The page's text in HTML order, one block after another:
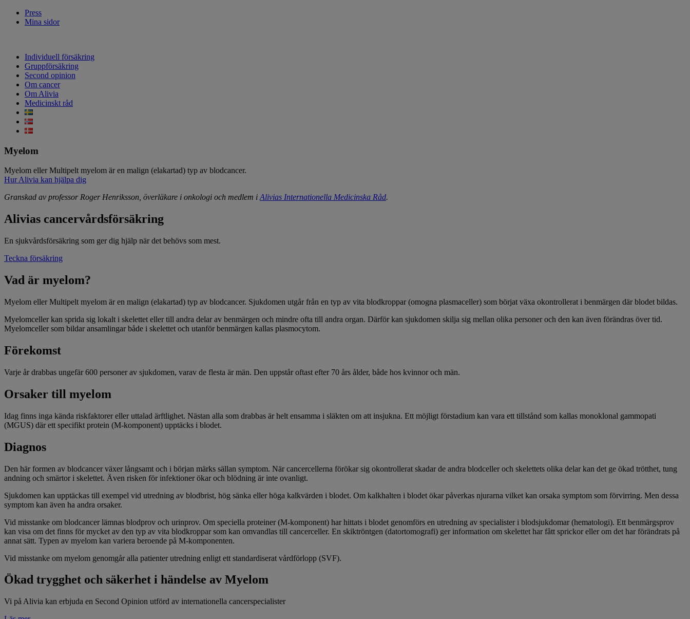
Press
Mina sidor
Individuell försäkring
Gruppförsäkring
Second opinion
Om cancer
Om Alivia
Medicinskt råd
Myelom
Myelom eller Multipelt myelom är en malign (elakartad) typ av blodcancer.
Hur Alivia kan hjälpa dig
Granskad av professor Roger Henriksson, överläkare i onkologi och medlem iAlivias Internationella Medicinska Råd.
Alivias cancervårdsförsäkring
En sjukvårdsförsäkring som ger dig hjälp när det behövs som mest.
Teckna försäkring
Vad är myelom?
Myelom eller Multipelt myelom är en malign (elakartad) typ av blodcancer. Sjukdomen utgår från en typ av vita blodkroppar (omogna plasmaceller) som börjat växa okontrollerat i benmärgen där blodet bildas.
Myelomceller kan sprida sig lokalt i skelettet eller till andra delar av benmärgen och mindre ofta till andra organ. Därför kan sjukdomen skilja sig mellan olika personer och den kan även förändras över tid.
Myelomceller som bildar ansamlingar både i skelettet och utanför benmärgen kallas plasmocytom.
Förekomst
Varje år drabbas ungefär 600 personer av sjukdomen, varav de flesta är män. Den uppstår oftast efter 70 års ålder, både hos kvinnor och män.
Orsaker till myelom
Idag finns inga kända riskfaktorer eller uttalad ärftlighet. Nästan alla som drabbas är helt ensamma i släkten om att insjukna. Ett möjligt förstadium kan vara ett tillstånd som kallas monoklonal gammopati
(MGUS) där ett specifikt protein (M-komponent) upptäcks i blodet.
Diagnos
Den här formen av blodcancer växer långsamt och i början märks sällan symptom. När cancercellerna förökar sig okontrollerat skadar de andra blodceller och skelettets olika delar kan det ge ökad trötthet, tung
andning och smärtor i skelettet. Även risken för infektioner ökar och blödning är inte ovanligt.
Sjukdomen kan upptäckas till exempel vid utredning av blodbrist, hög sänka eller höga kalkvärden i blodet. Om kalkhalten i blodet ökar påverkas njurarna vilket kan orsaka symptom som förvirring. Men dessa
symptom kan även ha andra orsaker.
Vid misstanke om blodcancer lämnas blodprov och urinprov. Om speciella proteiner (M-komponent) har hittats i blodet genomförs en utredning av specialister i blodsjukdomar (hematologi). Ett benmärgsprov
kan visa om det finns för mycket av den typ av vita blodkroppar som kan omvandlas till cancerceller. En skiktröntgen (datortomografi) ger information om skelettet har fått sprickor eller om det har förändrats på
annat sätt. Typen av myelom kan variera beroende på M-komponenten.
Vid misstanke om myelom genomgår alla patienter utredning enligt ett standardiserat vårdförlopp (SVF).
Ökad trygghet och säkerhet i händelse av Myelom
Vi på Alivia kan erbjuda en Second Opinion utförd av internationella cancerspecialister